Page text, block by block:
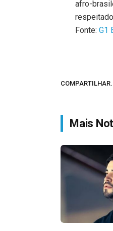
afro-
Fonte:G1
COMPARTILHAR.
Mais